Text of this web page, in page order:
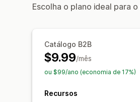
Escolha o plano ideal para
Catálogo B2B
$9.99/mês
ou $99/ano (economia de 17%)
Recursos